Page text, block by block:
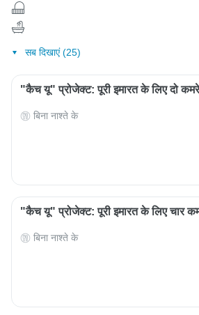
सब दिखाएं (25)
"कैच यू" प्रोजेक्ट: पूरी इमारत के लिए दो कमरे
बिना नाश्ते के
"कैच यू" प्रोजेक्ट: पूरी इमारत के लिए चार
बिना नाश्ते के